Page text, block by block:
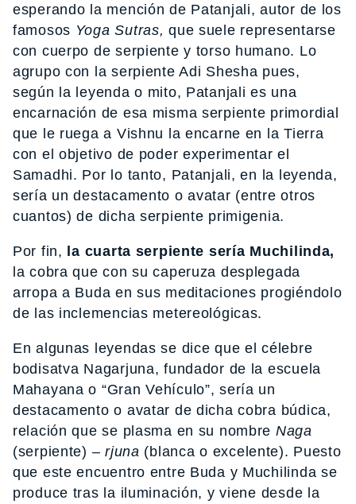
esperando la mención de Patanjali, autor de los
famosos Yoga Sutras, que suele representarse
con cuerpo de serpiente y torso humano. Lo
agrupo con la serpiente Adi Shesha pues,
según la leyenda o mito, Patanjali es una
encarnación de esa misma serpiente primordial
que le ruega a Vishnu la encarne en la Tierra
con el objetivo de poder experimentar el
Samadhi. Por lo tanto, Patanjali, en la leyenda,
sería un destacamento o avatar (entre otros
cuantos) de dicha serpiente primigenia.
Por fin, la cuarta serpiente sería Muchilinda,
la cobra que con su caperuza desplegada
arropa a Buda en sus meditaciones progiéndolo
de las inclemencias metereológicas.
En algunas leyendas se dice que el célebre
bodisatva Nagarjuna, fundador de la escuela
Mahayana o “Gran Vehículo”, sería un
destacamento o avatar de dicha cobra búdica,
relación que se plasma en su nombre Naga
(serpiente) –rjuna (blanca o excelente). Puesto
que este encuentro entre Buda y Muchilinda se
produce tras la iluminación, y viene desde la